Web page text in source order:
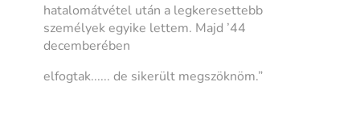
hatalomátvétel után a legkeresettebb
személyek egyike lettem. Majd ’44
decemberében
elfogtak...... de sikerült megszöknöm.”